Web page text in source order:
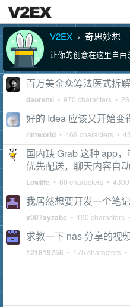
V2EX › 奇思妙想
让你的创意在这里自由
百万美金众筹法医式拆解
daoremi • 970 characters •
好的 Idea 应该又开始变
rimworld • 469 characters •
国内缺 Grab 这种 app
优先配送，聊天内容自动
Lowlife • 60 characters •
我居然想要开发一个笔
x007xyzabc • 190 characters
求教一下 nas 分享的视
121819756 • 175 characters